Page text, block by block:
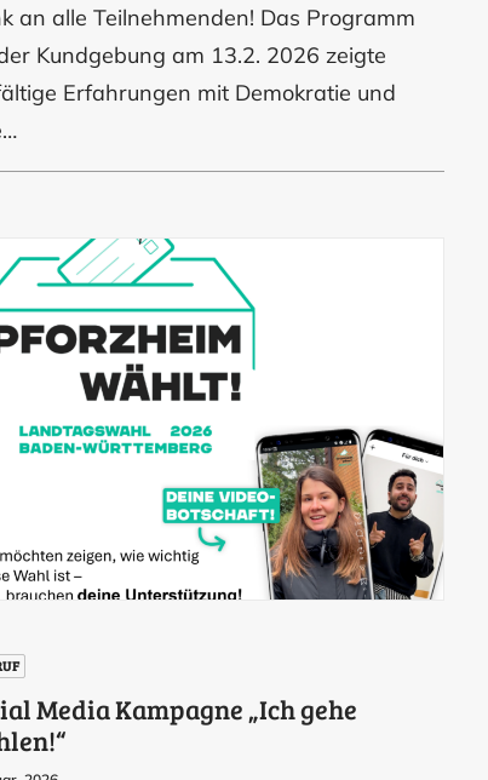
an alle Teilnehmenden! Das Programm
Kundgebung am 13.2. 2026 zeigte
Erfahrungen mit Demokratie und
Media Kampagne „Ich gehe